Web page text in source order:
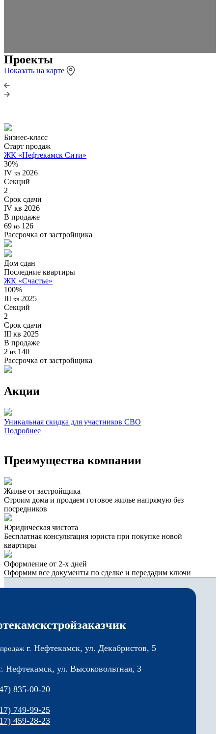
Проекты
Показать на карте
Бизнес-класс
Старт продаж
ЖК «Нефтекамск Сити»
30%
IV кв 2026
Секций
2
Срок сдачи
IV кв 2026
В продаже
69 из 126
Рассрочка от застройщика
Дом сдан
Последние квартиры
ЖК «Счастье»
100%
III кв 2025
Секций
2
Срок сдачи
III кв 2025
В продаже
2 из 140
Рассрочка от застройщика
Акции
Уникальная скидка для участников СВО
Подробнее
Преимущества компании
Жилье от застройщика
Строим дома и продаем готовое жилье напрямую без
посредников
Юридическая чистота
Бесплатная консультация юриста при покупке новой
квартиры
Оформление от 2-х дней
Оформим все документы по сделке и передадим ключи
г. Нефтекамск, ул. Декабристов, 5
Нефтекамск, ул. Высоковольтная, 3
835-00-20
749-99-25
459-28-23